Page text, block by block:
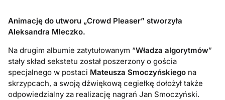
Animację do utworu „Crowd Pleaser” stworzyła
Aleksandra Mleczko.
Na drugim albumie zatytułowanym “Władza algorytmów”
stały skład sekstetu został poszerzony o gościa
specjalnego w postaci Mateusza Smoczyńskiego na
skrzypcach, a swoją dźwiękową cegiełkę dołożył także
odpowiedzialny za realizację nagrań Jan Smoczyński.